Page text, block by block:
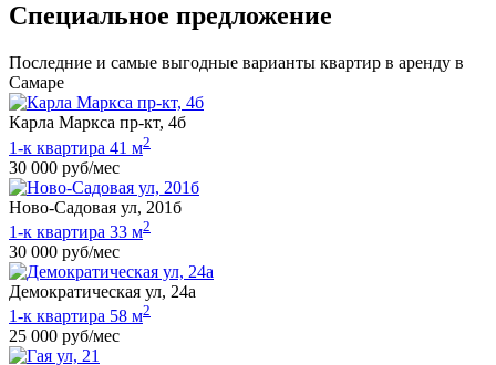
Специальное предложение
Последние и самые выгодные варианты квартир в аренду в
Самаре
Карла Маркса пр-кт, 4б
1-к квартира 41 м2
30 000 руб/мес
Ново-Садовая ул, 201б
1-к квартира 33 м2
30 000 руб/мес
Демократическая ул, 24а
1-к квартира 58 м2
25 000 руб/мес